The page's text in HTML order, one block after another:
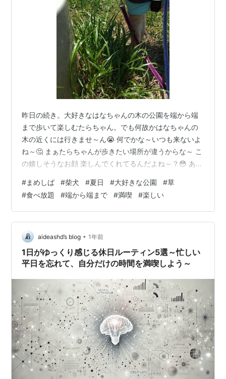
昨日の続き。大好きなはなちゃんの木の公園を端から端
まで歩いて楽しむたらちゃん。でも何故かはなちゃんの
木の近くには行きませ～ん😭 何でかな～いつも来ないよ
ね～🤔 まぁたらちゃんが歩きたい場所が違うからな～ こ
の嬉しそうなお顔 楽しんでくれてるんだよね～？😳 あ、
みたい。今はどこででも食べ放題だからね。思う存分食
べて頂戴な。しばらくここの草を堪能。 いいお顔！ しこ
たま草を食べて、満足したようで・・さ、どっちに行
く？あっちにする？それともこっちにする？少し暑くな
ってきたからそろそろ帰ろうか？この後向こうへ渡って
公園の端の方を更に歩くたらちゃんなの…
#まめしば #柴犬 #夏日 #大好きな公園 #草
#食べ放題 #端から端まで #満喫 #楽しい
aideashd’s blog • 1年前
1日がゆっくり感じる休日ルーティン5選～忙しい
平日を忘れて、自分だけの時間を満喫しよう～